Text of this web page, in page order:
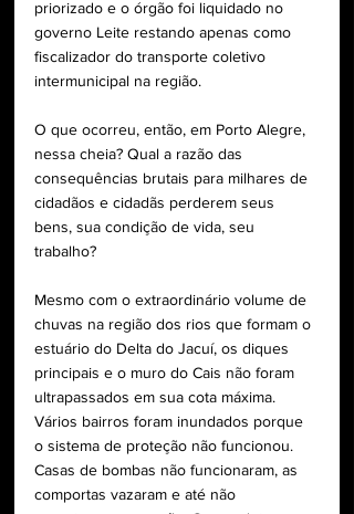
priorizado e o órgão foi liquidado no
governo Leite restando apenas como
fiscalizador do transporte coletivo
intermunicipal na região.
O que ocorreu, então, em Porto Alegre,
nessa cheia? Qual a razão das
consequências brutais para milhares de
cidadãos e cidadãs perderem seus
bens, sua condição de vida, seu
trabalho?
Mesmo com o extraordinário volume de
chuvas na região dos rios que formam o
estuário do Delta do Jacuí, os diques
principais e o muro do Cais não foram
ultrapassados em sua cota máxima.
Vários bairros foram inundados porque
o sistema de proteção não funcionou.
Casas de bombas não funcionaram, as
comportas vazaram e até não